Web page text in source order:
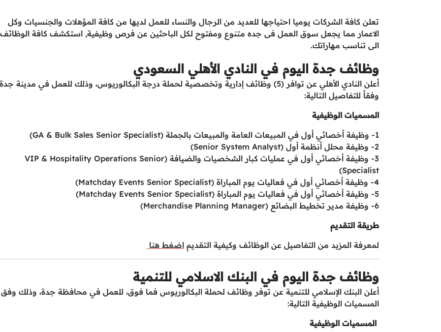
تعلن كافة الشركات يوميا احتياجها للعديد من الرجال والنساء للعمل لديها من كافة المؤهلات والجنسيات وكل
الاعمار مما يجعل سوق العمل فى جده متنوع ومفتوح لكل الباحثين عن فرص وظيفية, استكشف كافة الوظائف
الى تناسب مهاراتك.
وظائف جدة اليوم في النادي الأهلي السعودي
أعلن النادي الأهلي عن توافر (5) وظائف إدارية وتخصصية لحملة درجة البكالوريوس، وذلك للعمل في مدينة
وفقاً للتفاصيل التالية:
المسميات الوظيفية
1- وظيفة أخصائي أول في المبيعات العامة والمبيعات بالجملة (GA & Bulk Sales Senior Specialist)
2- وظيفة محلل أنظمة أول (Senior System Analyst)
3- وظيفة أخصائي أول في عمليات كبار الشخصيات والضيافة (VIP & Hospitality Operations Senior
Specialist)
4- وظيفة أخصائي أول في فعاليات يوم المباراة (Matchday Events Senior Specialist)
5- وظيفة أخصائي أول في فعاليات يوم المباراة (Matchday Events Senior Specialist)
6- وظيفة مدير تخطيط البضائع (Merchandise Planning Manager)
طريقة التقديم
لمعرفة المزيد من التفاصيل عن الوظائف وكيفية التقديم اضغط هنا
وظائف جدة اليوم في البنك الاسلامي للتنمية
أعلن البنك الإسلامي للتنمية عن توفر وظائف لحملة البكالوريوس فما فوق، للعمل في محافظة جدة، وذلك وفق
المسميات الوظيفية التالية:
المسميات الوظيفية